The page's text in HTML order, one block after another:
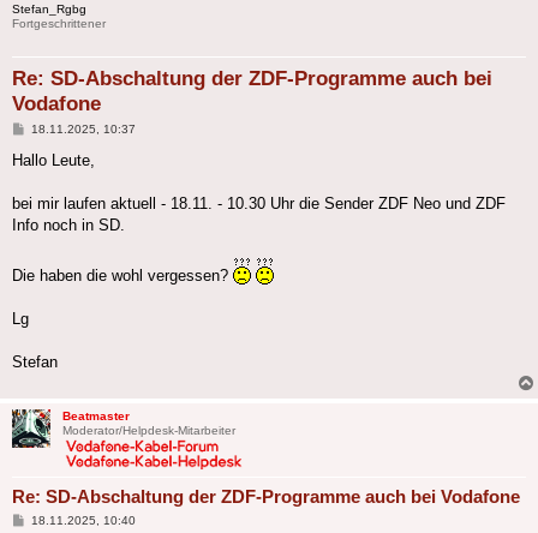
Stefan_Rgbg
Fortgeschrittener
Re: SD-Abschaltung der ZDF-Programme auch bei
Vodafone
Beitrag
18.11.2025, 10:37
Hallo Leute,
bei mir laufen aktuell - 18.11. - 10.30 Uhr die Sender ZDF Neo und ZDF
Info noch in SD.
Die haben die wohl vergessen?
Lg
Stefan
Beatmaster
Moderator/Helpdesk-Mitarbeiter
Re: SD-Abschaltung der ZDF-Programme auch bei Vodafone
Beitrag
18.11.2025, 10:40